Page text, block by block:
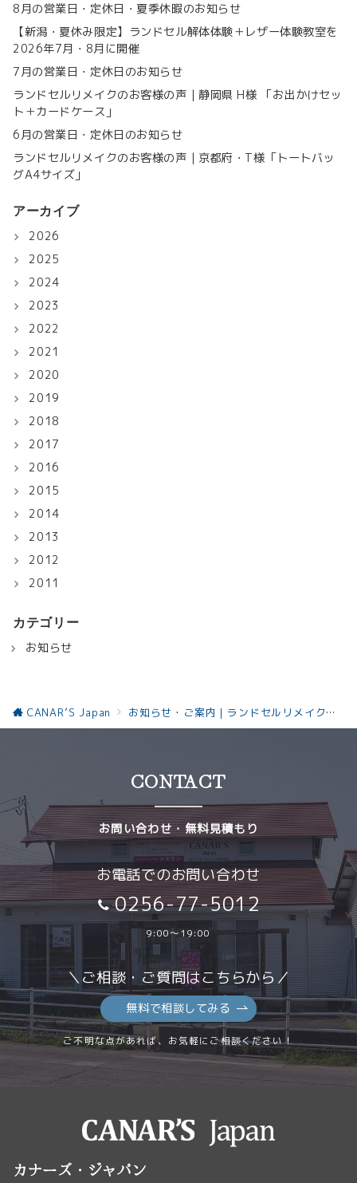
8月の営業日・定休日・夏季休暇のお知らせ
【新潟・夏休み限定】ランドセル解体体験＋レザー体験教室を
2026年7月・8月に開催
7月の営業日・定休日のお知らせ
ランドセルリメイクのお客様の声｜静岡県 H様 「お出かけセッ
ト＋カードケース」
6月の営業日・定休日のお知らせ
ランドセルリメイクのお客様の声｜京都府・T様「トートバッ
グA4サイズ」
アーカイブ
2026
2025
2024
2023
2022
2021
2020
2019
2018
2017
2016
2015
2014
2013
2012
2011
カテゴリー
お知らせ
CANAR’S Japan お知らせ・ご案内｜ランドセルリメイクと革製品の最新情報お知らせ
CONTACT
お問い合わせ・無料見積もり
お電話でのお問い合わせ
0256-77-5012
9:00～19:00
＼ご相談・ご質問はこちらから／
無料で相談してみる
ご不明な点があれば、お気軽にご相談ください！
カナーズ・ジャパン